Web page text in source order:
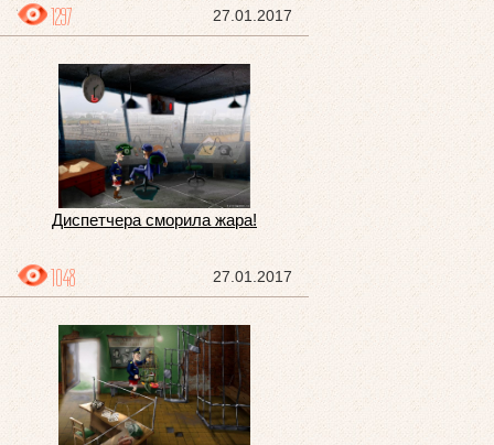
27.01.2017
1297
Диспетчера сморила жара!
27.01.2017
1048